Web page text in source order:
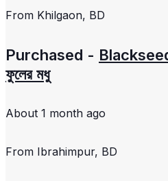
From Khilgaon, BD
Purchased -
ফুলের মধু
About 1 month ago
From Ibrahimpur, BD